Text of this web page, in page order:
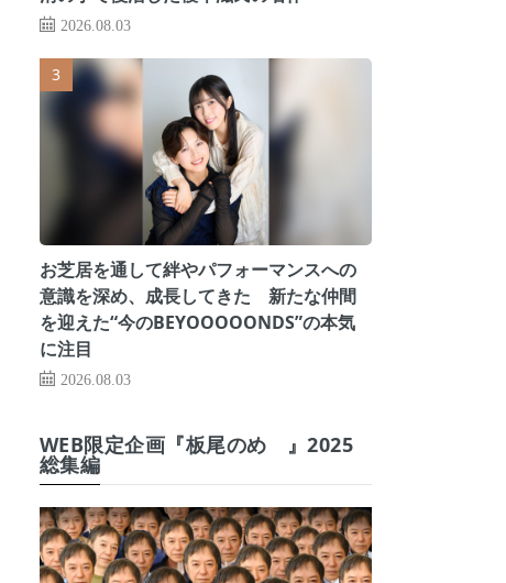
2026.08.03
お芝居を通して絆やパフォーマンスへの
意識を深め、成長してきた 新たな仲間
を迎えた“今のBEYOOOOONDS”の本気
に注目
2026.08.03
WEB限定企画『板尾のめ゙』2025
総集編